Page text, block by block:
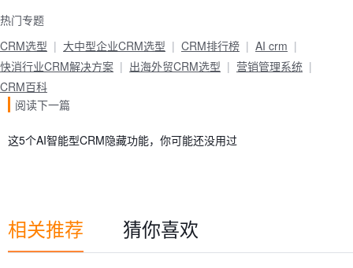
热门专题
CRM选型
大中型企业CRM选型 CRM排行榜
AI crm
快消行业CRM解决方案
出海外贸CRM选型
营销管理系统
CRM百科
阅读下一篇
这5个AI智能型CRM隐藏功能，你可能还没用过
相关推荐 猜你喜欢